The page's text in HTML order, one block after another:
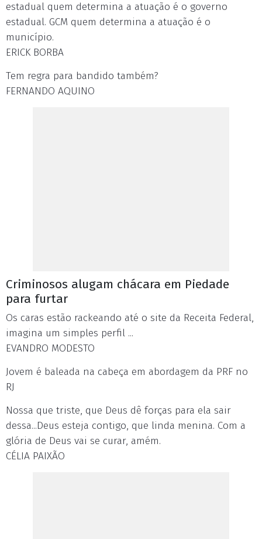
estadual quem determina a atuação é o governo
estadual. GCM quem determina a atuação é o
município.
ERICK BORBA
Tem regra para bandido também?
FERNANDO AQUINO
Criminosos alugam chácara em Piedade
para furtar
Os caras estão rackeando até o site da Receita Federal,
imagina um simples perfil ...
EVANDRO MODESTO
Jovem é baleada na cabeça em abordagem da PRF no
RJ
Nossa que triste, que Deus dê forças para ela sair
dessa...Deus esteja contigo, que linda menina. Com a
glória de Deus vai se curar, amém.
CÉLIA PAIXÃO